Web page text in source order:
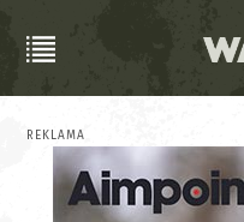
REKLAMA